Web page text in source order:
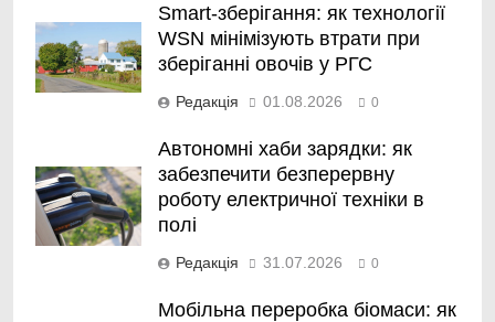
Smart-зберігання: як технології
WSN мінімізують втрати при
зберіганні овочів у РГС
Редакція 01.08.2026 0
Автономні хаби зарядки: як
забезпечити безперервну
роботу електричної техніки в
полі
Редакція 31.07.2026 0
Мобільна переробка біомаси: як